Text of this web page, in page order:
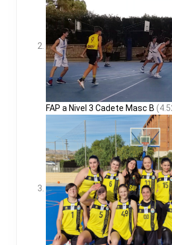
FAP a Nivel 3 Cadete Masc B